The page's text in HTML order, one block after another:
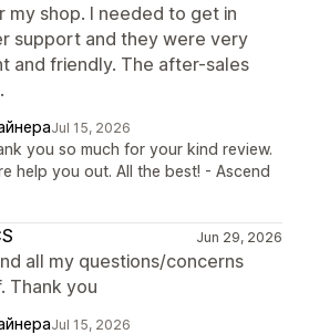
my shop. I needed to get in
support and they were very
and friendly. The after-sales
Jul 15, 2026
you so much for your kind review.
help you out. All the best! - Ascend
Jun 29, 2026
all my questions/concerns
Thank you
Jul 15, 2026